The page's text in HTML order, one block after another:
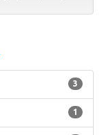
3
1